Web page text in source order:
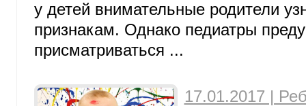
у детей внимательные родители
признакам. Однако педиатры
присматриваться ...
17.01.2017 |